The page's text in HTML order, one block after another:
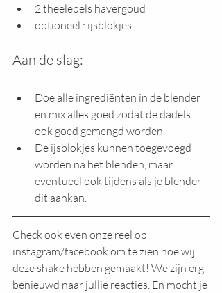
2 theelepels havergoud
optioneel : ijsblokjes
Aan de slag:
Doe alle ingrediënten in de blender
en mix alles goed zodat de dadels
ook goed gemengd worden.
De ijsblokjes kunnen toegevoegd
worden na het blenden, maar
eventueel ook tijdens als je blender
dit aankan.
Check ook even onze reel op
instagram/facebook om te zien hoe wij
deze shake hebben gemaakt! We zijn erg
benieuwd naar jullie reacties. En mocht je